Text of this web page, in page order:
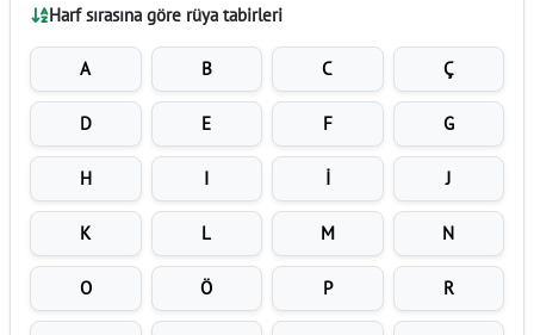
Harf sırasına göre rüya tabirleri
A B C Ç
D E F G
H I İ J
K L M N
O Ö P R